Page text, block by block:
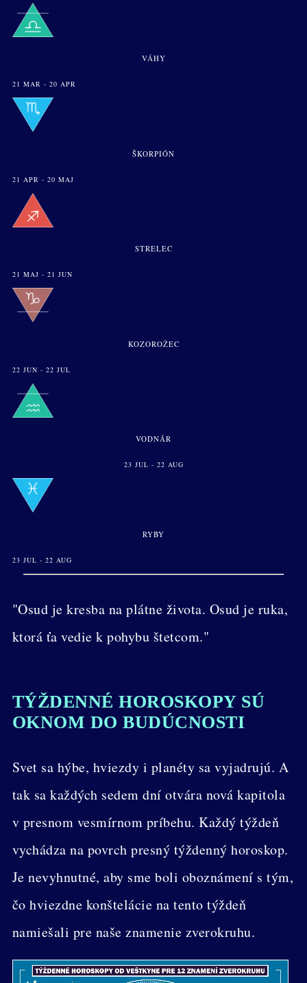
VÁHY
21 MAR - 20 APR
ŠKORPIÓN
21 APR - 20 MAJ
STRELEC
21 MAJ - 21 JUN
KOZOROŽEC
22 JUN - 22 JUL
VODNÁR
23 JUL - 22 AUG
RYBY
23 JUL - 22 AUG
"Osud je kresba na plátne života. Osud je ruka,
ktorá ťa vedie k pohybu štetcom."
TÝŽDENNÉ HOROSKOPY SÚ
OKNOM DO BUDÚCNOSTI
Svet sa hýbe, hviezdy i planéty sa vyjadrujú. A
tak sa každých sedem dní otvára nová kapitola
v presnom vesmírnom príbehu. Každý týždeň
vychádza na povrch presný týždenný horoskop.
Je nevyhnutné, aby sme boli oboznámení s tým,
čo hviezdne konštelácie na tento týždeň
namiešali pre naše znamenie zverokruhu.